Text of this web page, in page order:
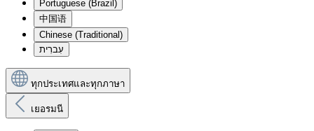
Portuguese (Brazil)
中国语
Chinese (Traditional)
עִברִית
ทุกประเทศและทุกภาษา
เยอรมนี